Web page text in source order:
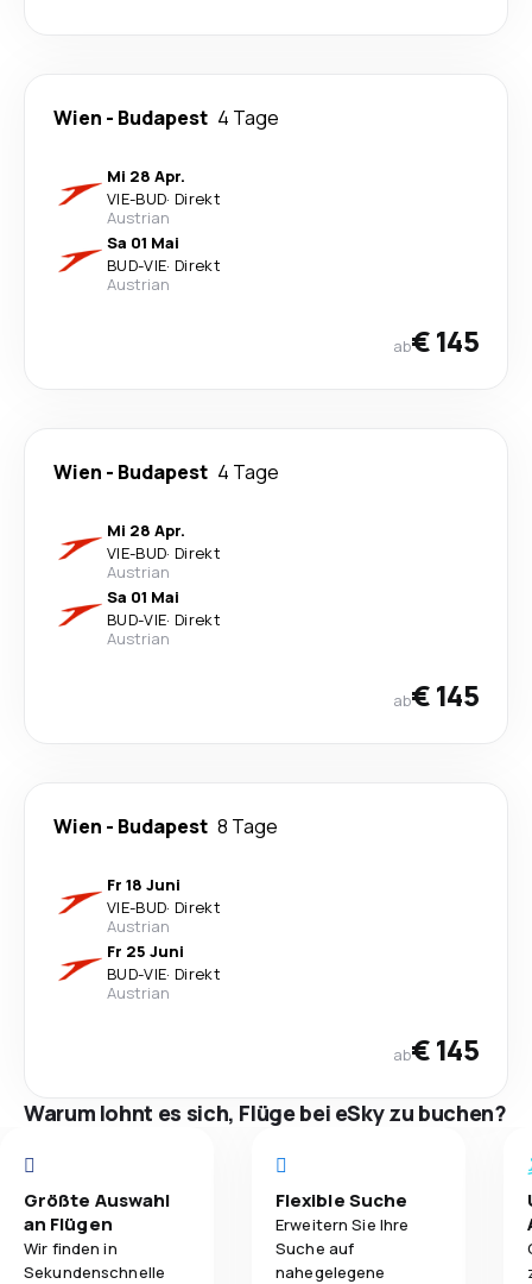
Wien - Budapest 4 Tage
Mi 28 Apr.
VIE-BUD· Direkt
Austrian
Sa 01 Mai
BUD-VIE· Direkt
Austrian
ab€ 145
Wien - Budapest 4 Tage
Mi 28 Apr.
VIE-BUD· Direkt
Austrian
Sa 01 Mai
BUD-VIE· Direkt
Austrian
ab€ 145
Wien - Budapest 8 Tage
Fr 18 Juni
VIE-BUD· Direkt
Austrian
Fr 25 Juni
BUD-VIE· Direkt
Austrian
ab€ 145
Warum lohnt es sich, Flüge bei eSky zu buchen?
Größte Auswahl
an Flügen
Wir finden in
Sekundenschnelle
Flexible Suche
Erweitern Sie Ihre
Suche auf
nahegelegene